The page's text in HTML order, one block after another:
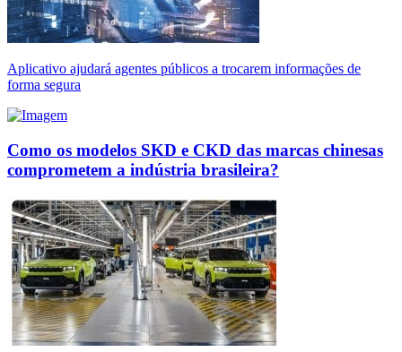
Aplicativo ajudará agentes públicos a trocarem informações de
forma segura
Como os modelos SKD e CKD das marcas chinesas
comprometem a indústria brasileira?